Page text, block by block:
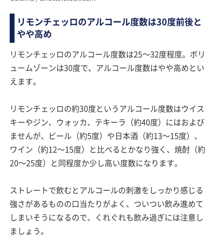
リモンチェッロのアルコール度数は30度前後と
やや高め
リモンチェッロのアルコール度数は25〜32度程度。ボリ
ュームゾーンは30度で、アルコール度数はやや高めとい
えます。
リモンチェッロの約30度というアルコール度数はウイス
キーやジン、ウォッカ、テキーラ（約40度）にはおよび
ませんが、ビール（約5度）や日本酒（約13〜15度）、
ワイン（約12〜15度）と比べるとかなり強く、焼酎（約
20〜25度）と同程度か少し高い度数になります。
ストレートで飲むとアルコールの刺激をしっかり感じる
強さがあるものの口当たりがよく、ついつい飲み進めて
しまいそうになるので、くれぐれも飲み過ぎには注意し
ましょう。